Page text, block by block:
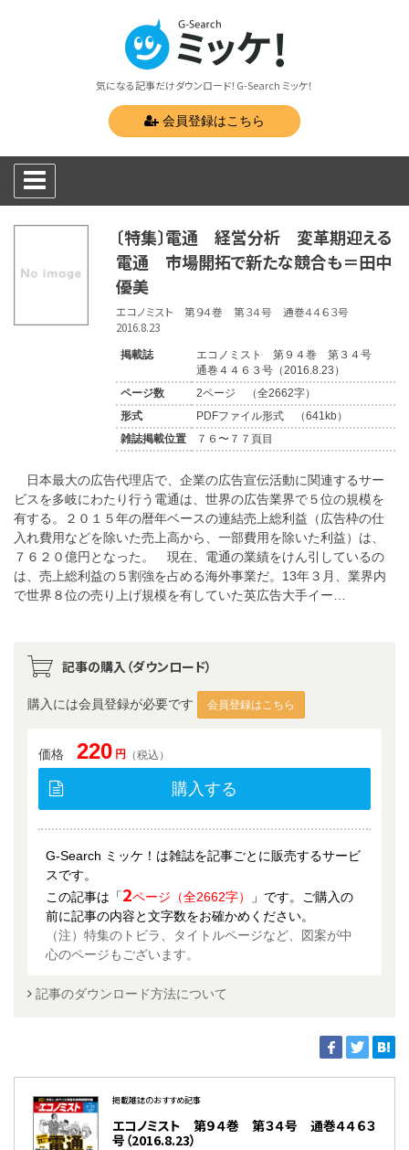
気になる記事だけダウンロード！G-Search ミッケ！
会員登録はこちら
〔特集〕電通 経営分析 変革期迎える
電通 市場開拓で新たな競合も＝田中
優美
エコノミスト 第９４巻 第３４号 通巻４４６３号
2016.8.23
掲載誌
エコノミスト 第９４巻 第３４号
通巻４４６３号（2016.8.23）
ページ数
2ページ （全2662字）
形式
PDFファイル形式 （641kb）
雑誌掲載位置
７６〜７７頁目
日本最大の広告代理店で、企業の広告宣伝活動に関連するサー
ビスを多岐にわたり行う電通は、世界の広告業界で５位の規模を
有する。２０１５年の暦年ベースの連結売上総利益（広告枠の仕
入れ費用などを除いた売上高から、一部費用を除いた利益）は、
７６２０億円となった。 現在、電通の業績をけん引しているの
は、売上総利益の５割強を占める海外事業だ。13年３月、業界内
で世界８位の売り上げ規模を有していた英広告大手イー…
記事の購入（ダウンロード）
購入には会員登録が必要です 会員登録はこちら
価格 220 円 （税込）
購入する
G-Search ミッケ！は雑誌を記事ごとに販売するサービ
スです。
この記事は「2ページ（全2662字）
」です。ご購入の
前に記事の内容と文字数をお確かめください。
（注）特集のトビラ、タイトルページなど、図案が中
心のページもございます。
記事のダウンロード方法について
掲載雑誌のおすすめ記事
エコノミスト 第９４巻 第３４号 通巻４４６３
号（2016.8.23）